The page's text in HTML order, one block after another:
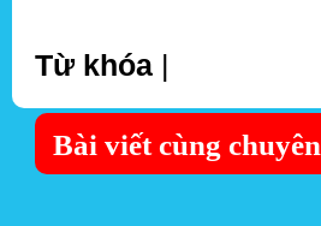
Từ khóa |
Bài viết cùng